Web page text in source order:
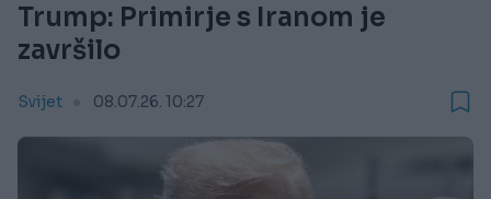
Trump: Primirje s Iranom je
završilo
Svijet 08.07.26. 10:27